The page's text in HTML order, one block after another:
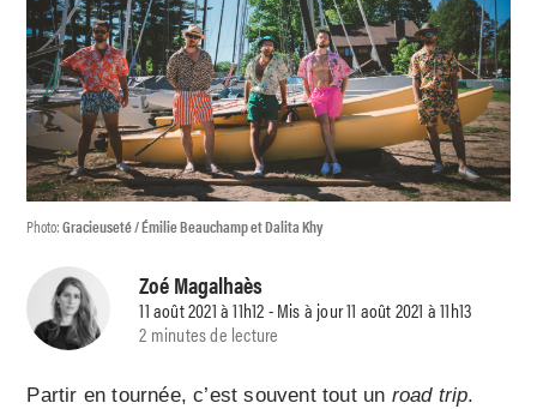
Photo:Gracieuseté / Émilie Beauchamp et Dalita Khy
Zoé Magalhaès
11 août 2021 à 11h12 - Mis à jour 11 août 2021 à 11h13
2 minutes de lecture
Partir en tournée, c’est souvent tout un road trip.